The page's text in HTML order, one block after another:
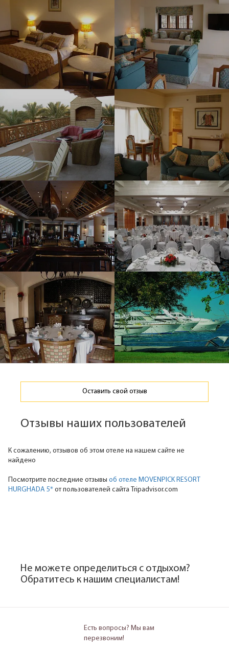
Оставить свой отзыв
Отзывы наших пользователей
К сожалению, отзывов об этом отеле на нашем сайте не
найдено
Посмотрите последние отзывы об отеле MOVENPICK RESORT
HURGHADA 5* от пользователей сайта Tripadvisor.com
Не можете определиться с отдыхом?
Обратитесь к нашим специалистам!
Есть вопросы? Мы вам
перезвоним!